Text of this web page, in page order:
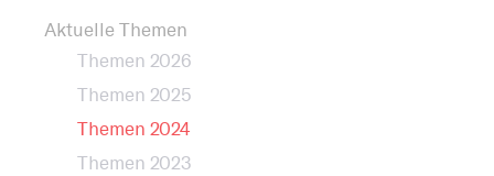
Aktuelle Themen
Themen 2026
Themen 2025
Themen 2024
Themen 2023
Gegen Rechtsextremismus